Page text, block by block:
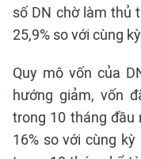
số DN chờ làm thủ
25,9% so với cùng
Quy mô vốn của
hướng giảm, vốn
trong 10 tháng đầu
16% so với cùng